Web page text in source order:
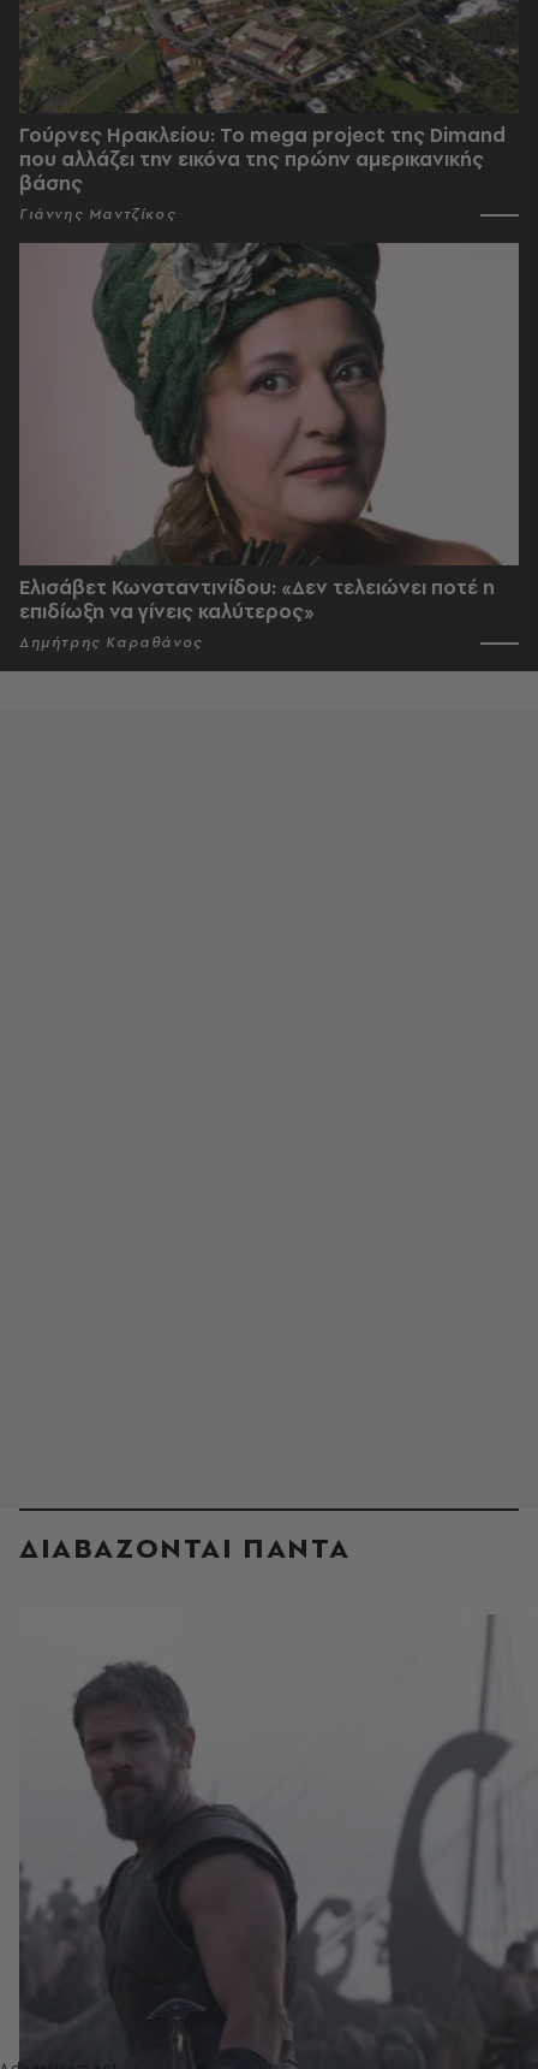
Γούρνες Ηρακλείου: To mega project της Dimand
που αλλάζει την εικόνα της πρώην αμερικανικής
βάσης
Γιάννης Μαντζίκος
Ελισάβετ Κωνσταντινίδου: «Δεν τελειώνει ποτέ η
επιδίωξη να γίνεις καλύτερος»
Δημήτρης Καραθάνος
ΔΙΑΒΑΖΟΝΤΑΙ ΠΑΝΤΑ